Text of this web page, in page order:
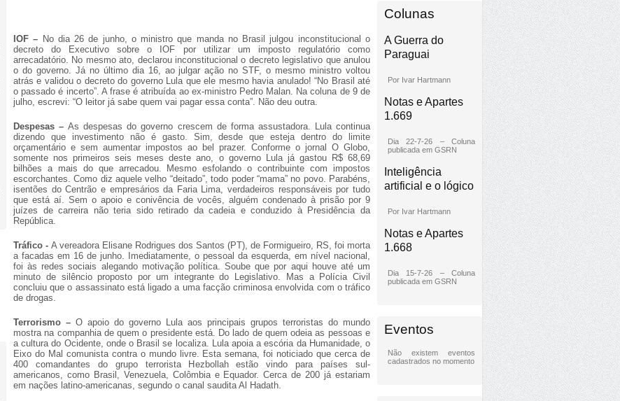
IOF – No dia 26 de junho, o ministro que manda no Brasil julgou inconstitucional o
decreto do Executivo sobre o IOF por utilizar um imposto regulatório como
arrecadatório. No mesmo ato, declarou inconstitucional o decreto legislativo que anulou
o do governo. Já no último dia 16, ao julgar ação no STF, o mesmo ministro voltou
atrás e validou o decreto do governo Lula que ele mesmo havia anulado! “No Brasil até
o passado é incerto”. A frase é atribuída ao ex-ministro Pedro Malan. Na coluna de 9 de
julho, escrevi: “O leitor já sabe quem vai pagar essa conta”. Não deu outra.
Despesas –As despesas do governo crescem de forma assustadora. Lula continua
dizendo que investimento não é gasto. Sim, desde que esteja dentro do limite
orçamentário e sem aumentar impostos ao bel prazer. Conforme o jornal O Globo,
somente nos primeiros seis meses deste ano, o governo Lula já gastou R$ 68,69
bilhões a mais do que arrecadou. Mesmo esfolando o contribuinte com impostos
escorchantes. Como diz aquele velho “deitado”, todo poder “mama” no povo. Parabéns,
isentões do Centrão e empresários da Faria Lima, verdadeiros responsáveis por tudo
que está aí. Sem o apoio e conivência de vocês, alguém condenado à prisão por 9
juízes de carreira não teria sido retirado da cadeia e conduzido à Presidência da
República.
Tráfico - A vereadora Elisane Rodrigues dos Santos (PT), de Formigueiro, RS, foi morta
a facadas em 16 de junho. Imediatamente, o pessoal da esquerda, em nível nacional,
foi às redes sociais alegando motivação política. Soube que por aqui houve até um
minuto de silêncio proposto por um integrante do Legislativo. Mas a Polícia Civil
concluiu que o assassinato está ligado a uma facção criminosa envolvida com o tráfico
de drogas.
Terrorismo – O apoio do governo Lula aos principais grupos terroristas do mundo
mostra na companhia de quem o presidente está. Do lado de quem odeia as pessoas e
a cultura do Ocidente, onde o Brasil se localiza. Lula apoia a escória da Humanidade, o
Eixo do Mal comunista contra o mundo livre. Esta semana, foi noticiado que cerca de
400 comandantes do grupo terrorista Hezbollah estão vindo para países sul-
americanos, como Brasil, Venezuela, Colômbia e Equador. Cerca de 200 já estariam
em nações latino-americanas, segundo o canal saudita Al Hadath.
Colunas
A Guerra do
Paraguai
Por Ivar Hartmann
Notas e Apartes
1.669
Dia 22-7-26 – Coluna
publicada em GSRN
Inteligência
artificial e o lógico
Por Ivar Hartmann
Notas e Apartes
1.668
Dia 15-7-26 – Coluna
publicada em GSRN
Eventos
Não existem eventos
cadastrados no momento